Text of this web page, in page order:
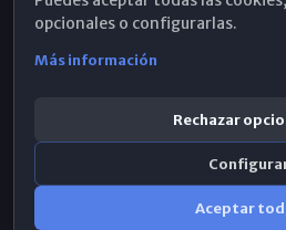
opcionales o configurarlas.
Más información
Rechazar
Aceptar